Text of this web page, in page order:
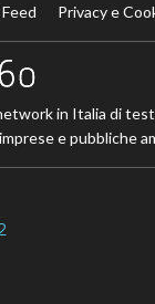
Privacy e
in Italia di
e pubbliche